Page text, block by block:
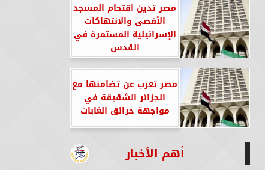
مصر تدين اقتحام المسجد
الأقصى والانتهاكات
الإسرائيلية المستمرة في
القدس
مصر تعرب عن تضامنها مع
الجزائر الشقيقة في
مواجهة حرائق الغابات
أهم الأخبار